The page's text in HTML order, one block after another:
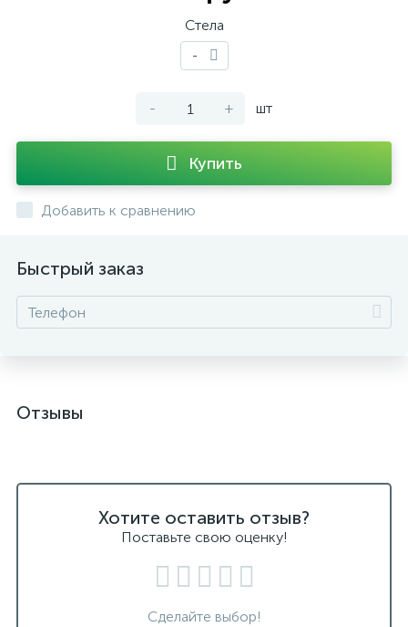
Стела
-
- + шт
Купить
Добавить к сравнению
Быстрый заказ
Отзывы
Хотите оставить отзыв?
Поставьте свою оценку!
Сделайте выбор!